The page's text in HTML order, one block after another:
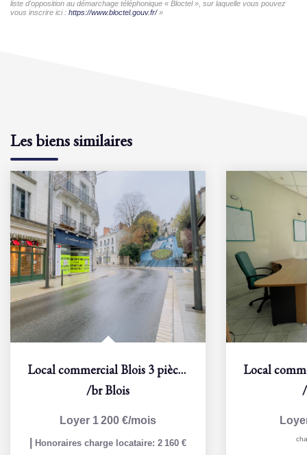
liste d'opposition au démarchage téléphonique « Bloctel », sur laquelle vous pouvez
vous inscrire ici : https://www.bloctel.gouv.fr/»
Les biens similaires
Local commercial Blois 3 pièce(s) 90 m2
/brBlois
Loyer 1 200 €/mois
Honoraires charge locataire: 2 160 €